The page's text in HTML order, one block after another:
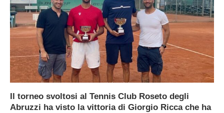
Il torneo svoltosi al Tennis Club Roseto degli
Abruzzi ha visto la vittoria di Giorgio Ricca che ha